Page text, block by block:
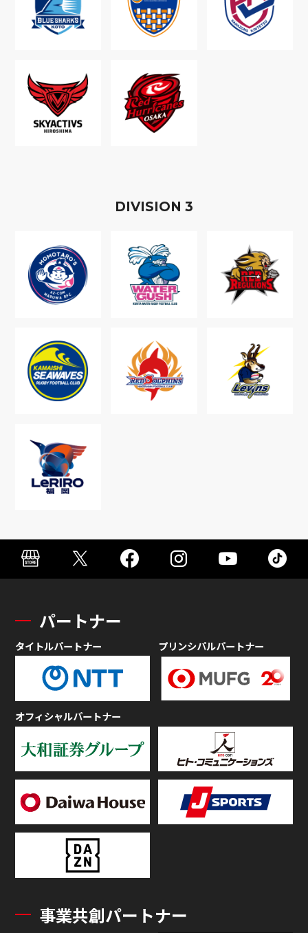
DIVISION 3
パートナー
タイトルパートナー プリンシパルパートナー
オフィシャルパートナー
事業共創パートナー